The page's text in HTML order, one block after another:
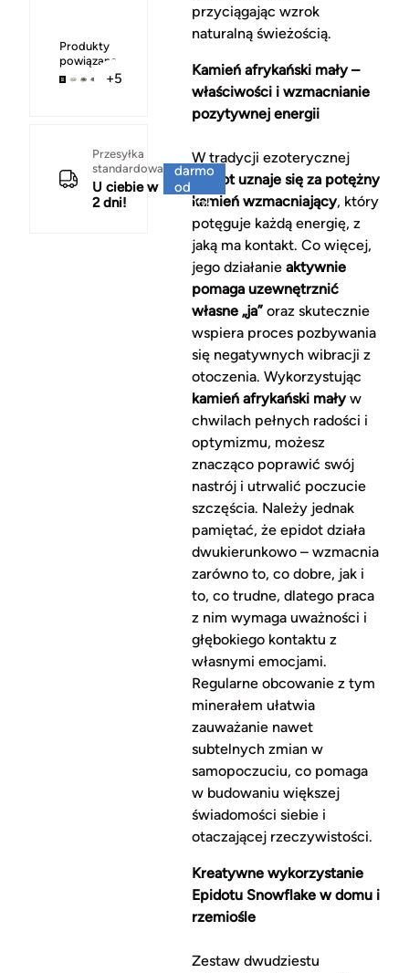
Produkty
powiązane
+5
Przesyłka
standardowa
U ciebie w
2 dni!
darmo
od
150 zł
przyciągając wzrok
naturalną świeżością.
Kamień afrykański mały –
właściwości i wzmacnianie
pozytywnej energii
W tradycji ezoterycznej
epidot uznaje się za potężny
kamień wzmacniający, który
potęguje każdą energię, z
jaką ma kontakt. Co więcej,
jego działanie aktywnie
pomaga uzewnętrznić
własne „ja” oraz skutecznie
wspiera proces pozbywania
się negatywnych wibracji z
otoczenia. Wykorzystując
kamień afrykański maływ
chwilach pełnych radości i
optymizmu, możesz
znacząco poprawić swój
nastrój i utrwalić poczucie
szczęścia. Należy jednak
pamiętać, że epidot działa
dwukierunkowo – wzmacnia
zarówno to, co dobre, jak i
to, co trudne, dlatego praca
z nim wymaga uważności i
głębokiego kontaktu z
własnymi emocjami.
Regularne obcowanie z tym
minerałem ułatwia
zauważanie nawet
subtelnych zmian w
samopoczuciu, co pomaga
w budowaniu większej
świadomości siebie i
otaczającej rzeczywistości.
Kreatywne wykorzystanie
Epidotu Snowflake w domu i
rzemiośle
Zestaw dwudziestu